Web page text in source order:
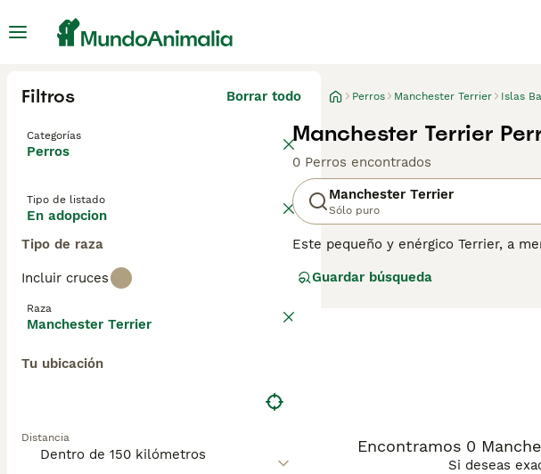
Filtros Borrar todo
Categorías
Perros
Tipo de listado
En adopcion
Tipo de raza
Incluir cruces
Raza
Manchester Terrier
Tu ubicación
Distancia
Perros Manchester Terrier Islas
Manchester Terrier
0 Perros encontrados
Manchester Terrier
Sólo puro
Este pequeño y enérgico Terrier, a
agilidad que disfrutan de juegos
Guardar búsqueda
Encontramos 0
Si deseas